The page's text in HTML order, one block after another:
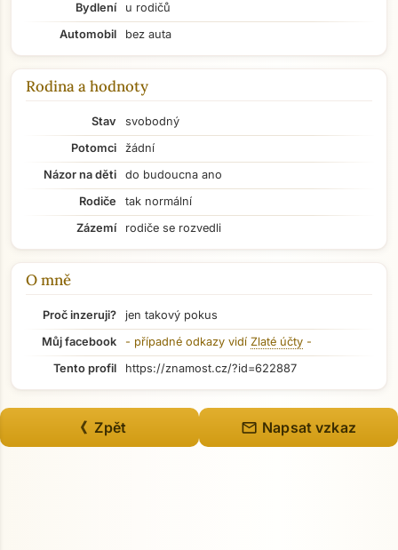
Přejít na hlavní obsah
Bydlení
u rodičů
Automobil
bez auta
Rodina a hodnoty
Stav
svobodný
Potomci
žádní
Názor na děti
do budoucna ano
Rodiče
tak normální
Zázemí
rodiče se rozvedli
O mně
Proč inzeruji?
jen takový pokus
Můj facebook
- případné odkazy vidí Zlaté účty -
Tento profil
https://znamost.cz/?id=622887
《 Zpět mail Napsat vzkaz